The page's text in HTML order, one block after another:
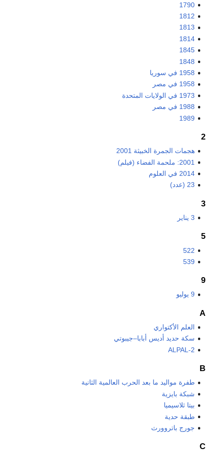
1790
1812
1813
1814
1845
1848
1958 في سوريا
1958 في مصر
1973 في الولايات المتحدة
1988 في مصر
1989
2
هجمات الجمرة الخبيثة 2001
2001: ملحمة الفضاء (فيلم)
2014 في العلوم
23 (عدد)
3
3 يناير
5
522
539
9
9 يوليو
A
العلم الأكتواري
سكة حديد أديس أبابا–جيبوتي
ALPAL-2
B
طفرة مواليد ما بعد الحرب العالمية الثانية
شبكة بايزية
بيتا ثلاسيميا
طبقة حدية
جورج باتروورث
C